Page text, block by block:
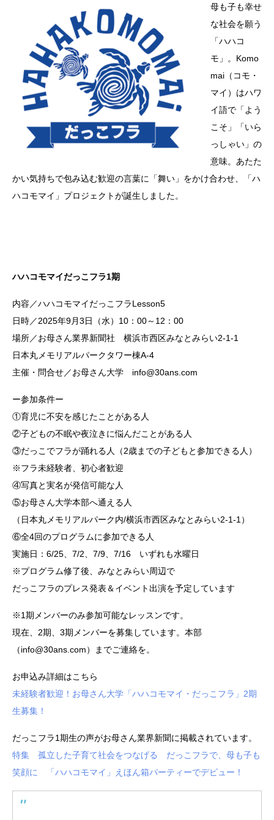
母も子も幸せ
な社会を願う
「ハハコ
モ」。Komo
mai（コモ・
マイ）はハワ
イ語で「よう
こそ」「いら
っしゃい」の
意味。あたた
かい気持ちで包み込む歓迎の言葉に「舞い」をかけ合わせ、「ハ
ハコモマイ」プロジェクトが誕生しました。
ハハコモマイだっこフラ1期
内容／ハハコモマイだっこフラLesson5
日時／2025年9月3日（水）10：00～12：00
場所／お母さん業界新聞社 横浜市西区みなとみらい2-1-1
日本丸メモリアルパークタワー棟A-4
主催・問合せ／お母さん大学 info@30ans.com
ー参加条件ー
①育児に不安を感じたことがある人
②子どもの不眠や夜泣きに悩んだことがある人
③だっこでフラが踊れる人（2歳までの子どもと参加できる人）
※フラ未経験者、初心者歓迎
④写真と実名が発信可能な人
⑤お母さん大学本部へ通える人
（日本丸メモリアルパーク内/横浜市西区みなとみらい2-1-1）
⑥全4回のプログラムに参加できる人
実施日：6/25、7/2、7/9、7/16 いずれも水曜日
※プログラム修了後、みなとみらい周辺で
だっこフラのプレス発表＆イベント出演を予定しています
※1期メンバーのみ参加可能なレッスンです。
現在、2期、3期メンバーを募集しています。本部
（info@30ans.com）までご連絡を。
お申込み詳細はこちら
未経験者歓迎！お母さん大学「ハハコモマイ・だっこフラ」2期
生募集！
だっこフラ1期生の声がお母さん業界新聞に掲載されています。
特集 孤立した子育て社会をつなげる だっこフラで、母も子も
笑顔に 「ハハコモマイ」えほん箱パーティーでデビュー！